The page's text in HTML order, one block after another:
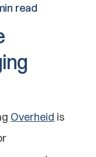
read
Overheid is